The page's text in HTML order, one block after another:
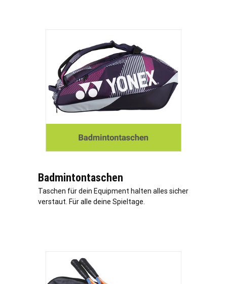
Badmintontaschen
Taschen für dein Equipment halten alles sicher
verstaut. Für alle deine Spieltage.